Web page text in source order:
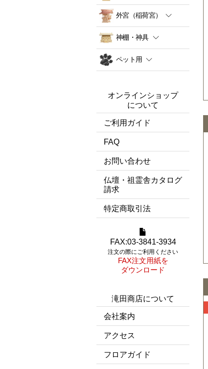
外宮（稲荷宮）
神棚・神具
ペット用
オンラインショップ
について
ご利用ガイド
FAQ
お問い合わせ
仏壇・祖霊舎カタログ
請求
特定商取引法
FAX:03-3841-3934
注文の際にご利用ください
FAX注文用紙を
ダウンロード
滝田商店について
会社案内
アクセス
フロアガイド